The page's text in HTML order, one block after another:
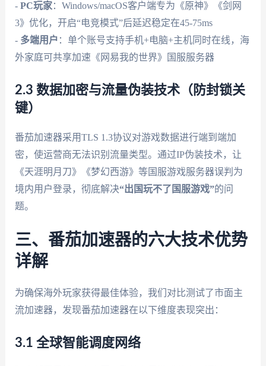
- PC玩家：Windows/macOS客户端专为《原神》《剑网
3》优化，开启“电竞模式”后延迟稳定在45-75ms
- 多端用户 ：单个账号支持手机+电脑+主机同时在线，海
外家庭可共享加速《网易我的世界》国服服务器
2.3 数据加密与流量伪装技术（防封锁关
键）
番茄加速器采用TLS 1.3协议对游戏数据进行端到端加
密，使运营商无法识别流量类型。通过IP伪装技术，让
《天涯明月刀》《梦幻西游》等国服游戏服务器误判为
境内用户登录，彻底解决“出国玩不了国服游戏”的问
题。
三、番茄加速器的六大技术优势
详解
为确保海外玩家获得最佳体验，我们对比测试了市面主
流加速器，发现番茄加速器在以下维度表现突出：
3.1 全球智能调度网络